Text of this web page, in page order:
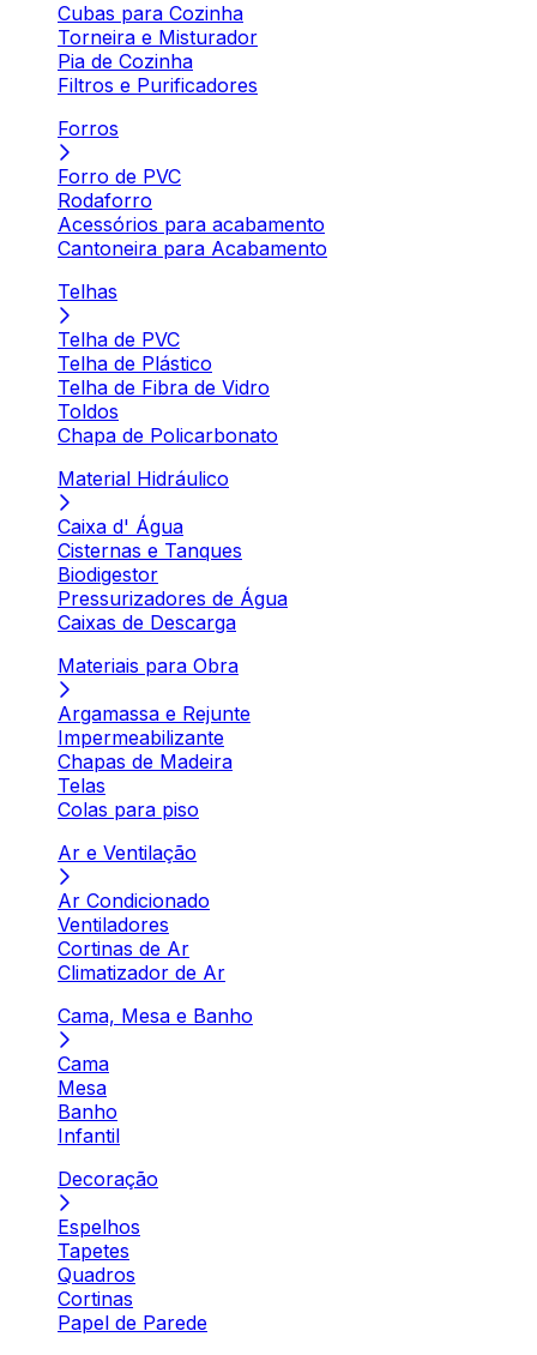
Cubas para Cozinha
Torneira e Misturador
Pia de Cozinha
Filtros e Purificadores
Forros
Forro de PVC
Rodaforro
Acessórios para acabamento
Cantoneira para Acabamento
Telhas
Telha de PVC
Telha de Plástico
Telha de Fibra de Vidro
Toldos
Chapa de Policarbonato
Material Hidráulico
Caixa d' Água
Cisternas e Tanques
Biodigestor
Pressurizadores de Água
Caixas de Descarga
Materiais para Obra
Argamassa e Rejunte
Impermeabilizante
Chapas de Madeira
Telas
Colas para piso
Ar e Ventilação
Ar Condicionado
Ventiladores
Cortinas de Ar
Climatizador de Ar
Cama, Mesa e Banho
Cama
Mesa
Banho
Infantil
Decoração
Espelhos
Tapetes
Quadros
Cortinas
Papel de Parede